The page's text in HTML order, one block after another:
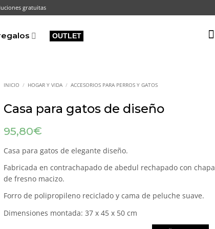
gratuitas
OUTLET
INICIO / HOGAR Y VIDA / ACCESORIOS PARA PERROS Y GATOS
Casa para gatos de diseño
95,80€
Casa para gatos de elegante diseño.
Fabricada en contrachapado de abedul rechapado con chapa
de fresno macizo.
Forro de polipropileno reciclado y cama de peluche suave.
Dimensiones montada: 37 x 45 x 50 cm